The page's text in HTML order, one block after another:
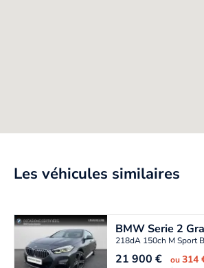
Les véhicules similaires
BMWSerie 2
218dA 150ch M Sport
21 900€ ou314